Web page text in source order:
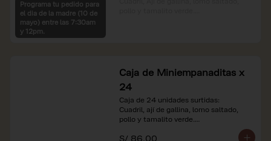
Programa tu pedido para
el dia de la madre (10 de
mayo) entre las 7:30am
y 12pm.
Caja de Miniempanaditas x
24
Caja de 24 unidades surtidas:
Cuadril, ají de gallina, lomo saltado,
pollo y tamalito verde.
*Nuestros precios están expresados en
S/ 86.00